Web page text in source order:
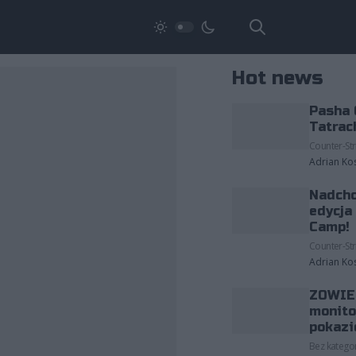
Hot news
Pasha
Counter-
Adrian
edycja
Camp!
Counter-
Adrian
Bez